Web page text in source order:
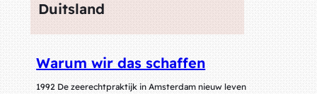
Duitsland
Warum wir das schaffen
1992 De zeerechtpraktijk in Amsterdam nieuw leven